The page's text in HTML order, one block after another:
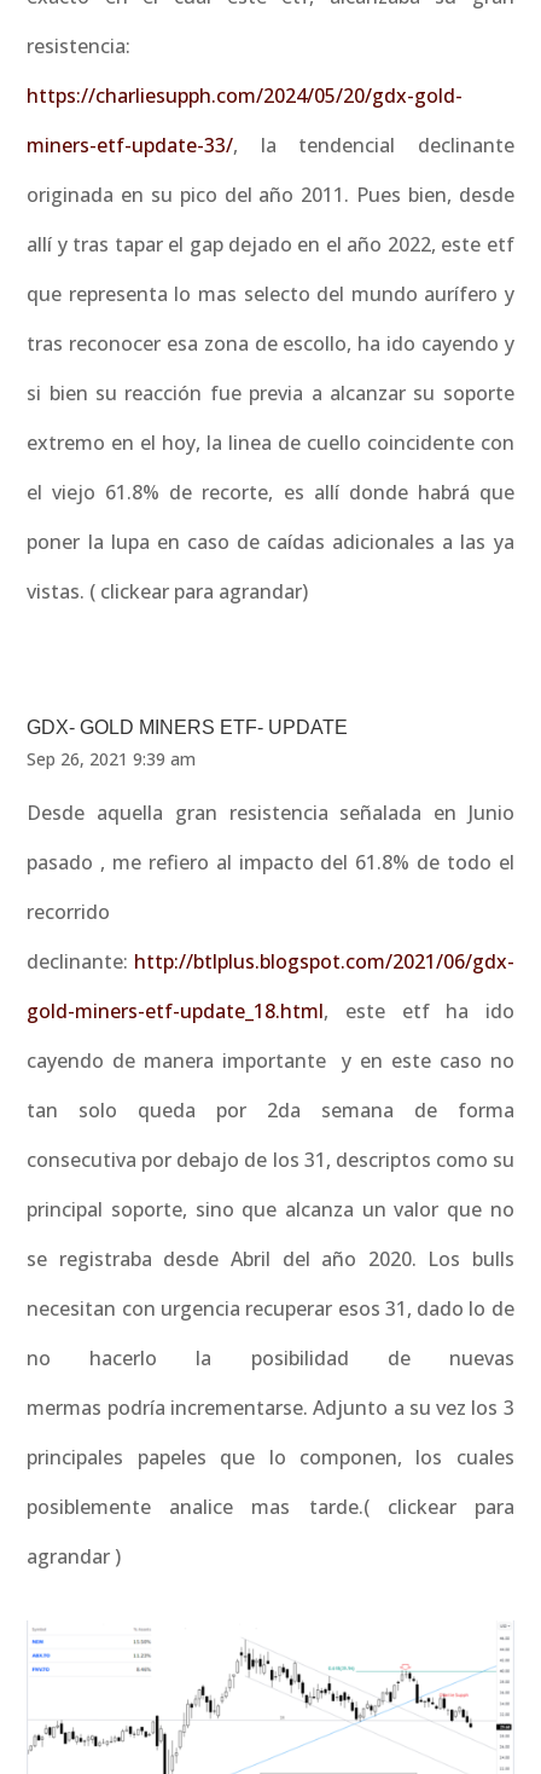
resistencia:
https://charliesupph.com/2024/05/20/gdx-gold-
miners-etf-update-33/, la tendencial declinante
originada en su pico del año 2011. Pues bien, desde
allí y tras tapar el gap dejado en el año 2022, este etf
que representa lo mas selecto del mundo aurífero y
tras reconocer esa zona de escollo, ha ido cayendo y
si bien su reacción fue previa a alcanzar su soporte
extremo en el hoy, la linea de cuello coincidente con
el viejo 61.8% de recorte, es allí donde habrá que
poner la lupa en caso de caídas adicionales a las ya
vistas. ( clickear para agrandar)
GDX- GOLD MINERS ETF- UPDATE
Sep 26, 2021 9:39 am
Desde aquella gran resistencia señalada en Junio
pasado , me refiero al impacto del 61.8% de todo el
recorrido
declinante: http://btlplus.blogspot.com/2021/06/gdx-
gold-miners-etf-update_18.html, este etf ha ido
cayendo de manera importante y en este caso no
tan solo queda por 2da semana de forma
consecutiva por debajo de los 31, descriptos como su
principal soporte, sino que alcanza un valor que no
se registraba desde Abril del año 2020. Los bulls
necesitan con urgencia recuperar esos 31, dado lo de
no hacerlo la posibilidad de nuevas
mermas podría incrementarse. Adjunto a su vez los 3
principales papeles que lo componen, los cuales
posiblemente analice mas tarde.( clickear para
agrandar )